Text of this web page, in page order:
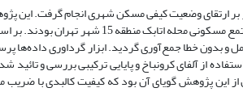
ارتقای وضعیت کیفی مسکن شهری انجام گرفت. این
تعداد 380 پرسشنامه کامل و بدون خطا جمع‌آوری گردید. ابزار
از آلفای کرونباخ و پایایی ترکیبی بررسی و